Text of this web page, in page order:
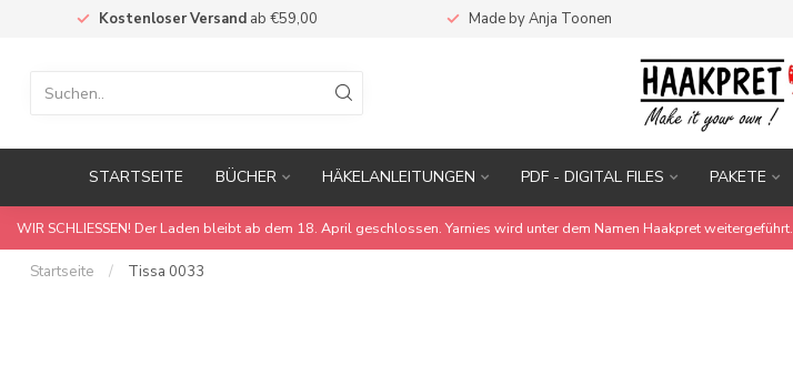
Kostenloser Versand ab €59,00 Made by Anja Toonen
STARTSEITE BÜCHER HÄKELANLEITUNGEN PDF - DIGITAL FILES PAKETE
WIR SCHLIESSEN! Der Laden bleibt ab dem 18. April geschlossen. Yarnies wird unter dem Namen Haakpret weitergeführt.
Startseite / Tissa 0033